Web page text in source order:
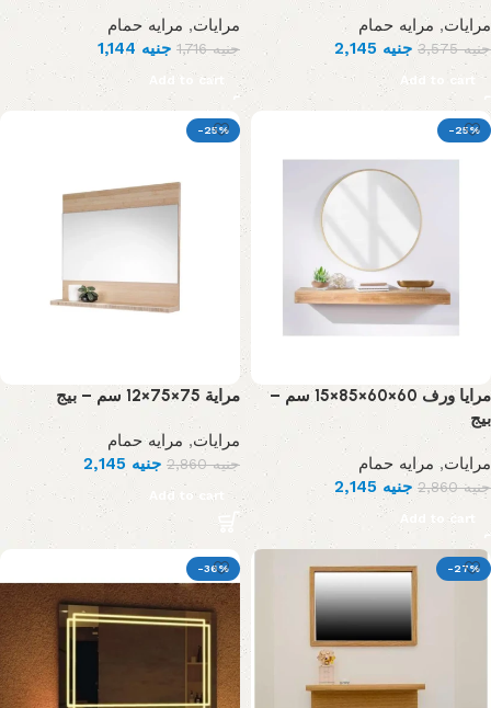
مرايات, مرايه حمام
جنيه3,575 جنيه
Add to cart
مرايات, مرايه حمام
جنيه1,716 جنيه
Add to cart
-25%
مرايا ورف 60×60×85×15 سم –
بيج
مرايات, مرايه حمام
جنيه2,860 جنيه
Add to cart
-25%
مراية 75×75×12 سم – بيج
مرايات, مرايه حمام
جنيه2,860 جنيه
Add to cart
-27%
-36%